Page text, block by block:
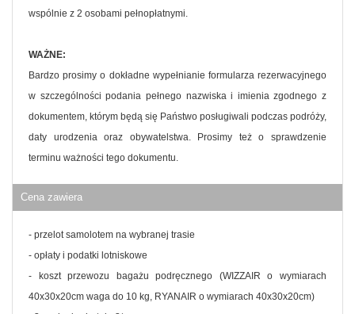
wspólnie z 2 osobami pełnopłatnymi.
WAŻNE:
Bardzo prosimy o dokładne wypełnianie formularza rezerwacyjnego
w szczególności podania pełnego nazwiska i imienia zgodnego z
dokumentem, którym będą się Państwo posługiwali podczas podróży,
daty urodzenia oraz obywatelstwa. Prosimy też o sprawdzenie
terminu ważności tego dokumentu.
Cena zawiera
- przelot samolotem na wybranej trasie
- opłaty i podatki lotniskowe
- koszt przewozu bagażu podręcznego (WIZZAIR o wymiarach
40x30x20cm waga do 10 kg, RYANAIR o wymiarach 40x30x20cm)